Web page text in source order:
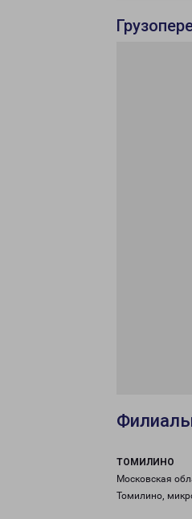
ТОМИЛИНО
Московская
Томилино,